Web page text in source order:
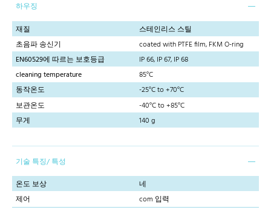
하우징
재질
스테인리스 스틸
초음파 송신기
coated with PTFE film, FKM O-ring
EN60529에 따르는 보호등급
IP 66, IP 67, IP 68
cleaning temperature
85°C
동작온도
-25°C to +70°C
보관온도
-40°C to +85°C
무게
140 g
기술 특징/ 특성
온도 보상
네
제어
com 입력